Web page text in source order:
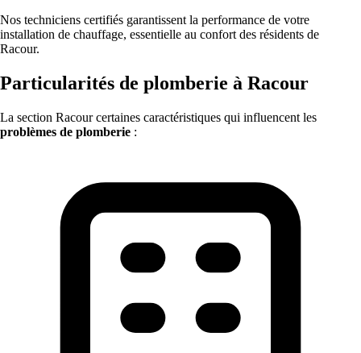
Nos techniciens certifiés garantissent la performance de votre
installation de chauffage, essentielle au confort des résidents de
Racour.
Particularités de plomberie à Racour
La section Racour certaines caractéristiques qui influencent les
problèmes de plomberie :